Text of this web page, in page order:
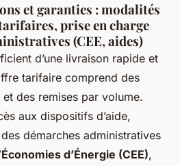
et garanties : modalités
prise en charge
(CEE, aides)
d’une livraison rapide et
tarifaire comprend des
des remises par volume.
aux dispositifs d’aide,
démarches administratives
d’Énergie (CEE),